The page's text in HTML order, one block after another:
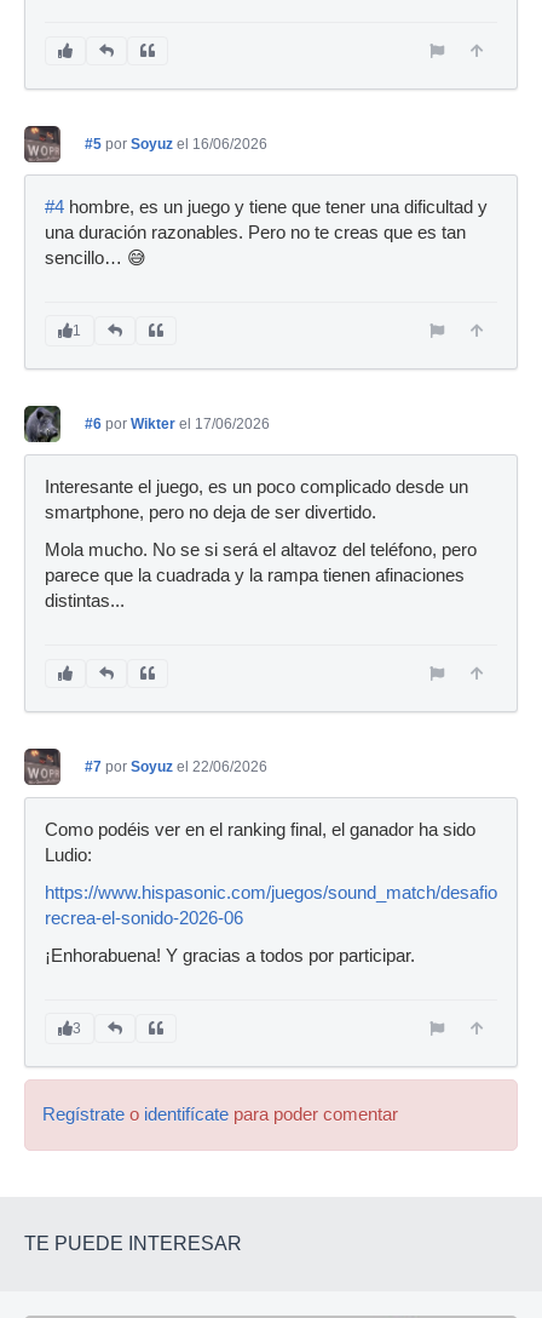
#5 por Soyuz el 16/06/2026
#4 hombre, es un juego y tiene que tener una dificultad y
una duración razonables. Pero no te creas que es tan
sencillo… 😅
1
#6 por Wikter el 17/06/2026
Interesante el juego, es un poco complicado desde un
smartphone, pero no deja de ser divertido.
Mola mucho. No se si será el altavoz del teléfono, pero
parece que la cuadrada y la rampa tienen afinaciones
distintas...
#7 por Soyuz el 22/06/2026
Como podéis ver en el ranking final, el ganador ha sido
Ludio:
https://www.hispasonic.com/juegos/sound_match/desafios/
recrea-el-sonido-2026-06
¡Enhorabuena! Y gracias a todos por participar.
3
Regístrate o identifícate para poder comentar
TE PUEDE INTERESAR